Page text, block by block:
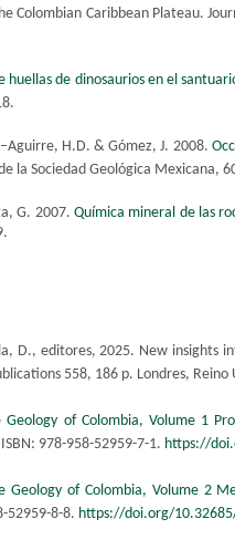
Caribbean Plateau.
huellas de dinosaurios en el
H.D. & Gómez, J. 2008.
la Sociedad Geológica Mexicana,
G. 2007. Química mineral de las
D., editores, 2025. New insights
558, 186 p. Londres, Reino
Geology of Colombia, Volume 1
978-958-52959-7-1. https://
Geology of Colombia, Volume 2
52959-8-8. https://doi.org/